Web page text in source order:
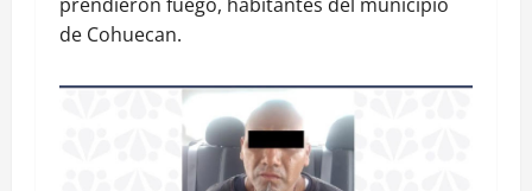
de Cohuecan.